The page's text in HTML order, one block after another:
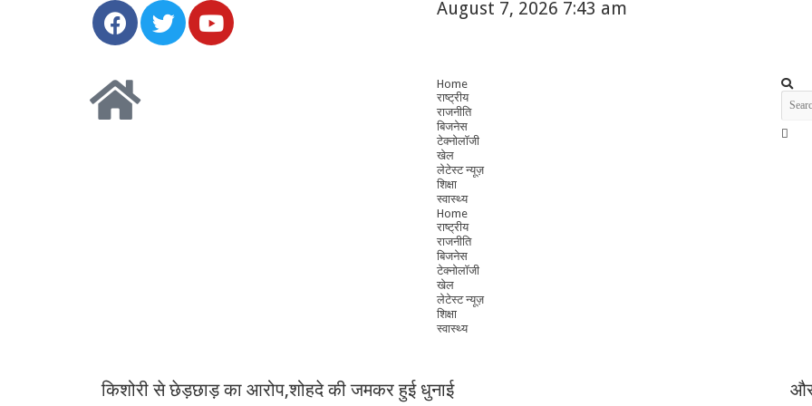
August 7, 2026 7:43 am
Home
राष्ट्रीय
राजनीति
बिजनेस
टेक्नोलॉजी
खेल
लेटेस्ट न्यूज़
शिक्षा
स्वास्थ्य
Home
राष्ट्रीय
राजनीति
बिजनेस
टेक्नोलॉजी
खेल
लेटेस्ट न्यूज़
शिक्षा
स्वास्थ्य
किशोरी से छेड़छाड़ का आरोप,शोहदे की जमकर हुई धुनाई